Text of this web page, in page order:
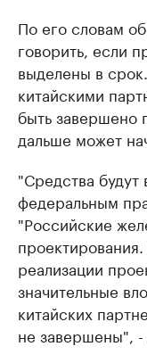
По его словам
говорить, если
выделены в
китайскими
быть завершено
дальше может
"Средства будут
федеральным
"Российские
реализации
значительные
китайских
не завершены",